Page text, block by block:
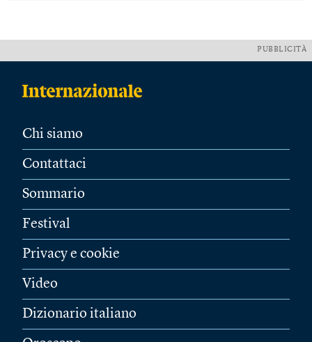
PUBBLICITÀ
Chi siamo
Contattaci
Sommario
Festival
Privacy e cookie
Video
Dizionario italiano